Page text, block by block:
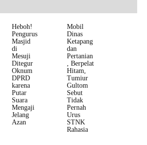
Heboh!
Pengurus
Masjid
di
Mesuji
Ditegur
Oknum
DPRD
karena
Putar
Suara
Mengaji
Jelang
Azan
Mobil
Dinas
Ketapang
dan
Pertanian
, Berpelat
Hitam,
Tumiur
Gultom
Sebut
Tidak
Pernah
Urus
STNK
Rahasia